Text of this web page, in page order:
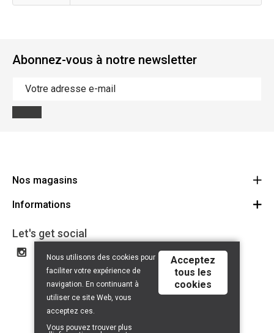
Abonnez-vous à notre newsletter
Nos magasins
Cycles Arnold Kontz Gare / Bonnevoie
+352 40 96 74 214 / +352 40 96 74 215
Informations
Conditions générales
Avertissement
Politique de confidentialité
Let's get social
Nous utilisons des cookies pour
faciliter votre expérience de
navigation. En continuant à
utiliser ce site Web, vous
acceptez ces.
Vous pouvez trouver plus
Acceptez
tous les
cookies